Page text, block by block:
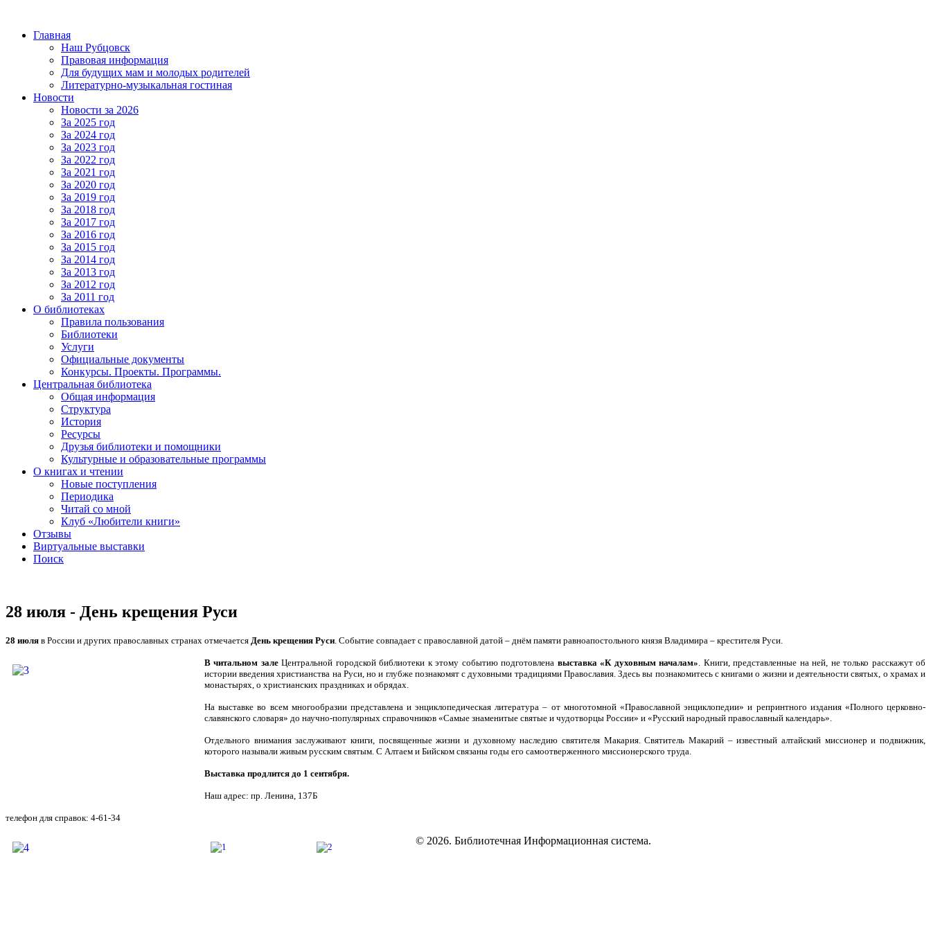
Главная
Наш Рубцовск
Правовая информация
Для будущих мам и молодых родителей
Литературно-музыкальная гостиная
Новости
Новости за 2026
За 2025 год
За 2024 год
За 2023 год
За 2022 год
За 2021 год
За 2020 год
За 2019 год
За 2018 год
За 2017 год
За 2016 год
За 2015 год
За 2014 год
За 2013 год
За 2012 год
За 2011 год
О библиотеках
Правила пользования
Библиотеки
Услуги
Официальные документы
Конкурсы. Проекты. Программы.
Центральная библиотека
Общая информация
Структура
История
Ресурсы
Друзья библиотеки и помощники
Культурные и образовательные программы
О книгах и чтении
Новые поступления
Периодика
Читай со мной
Клуб «Любители книги»
Отзывы
Виртуальные выставки
Поиск
28 июля - День крещения Руси
28 июля в России и других православных странах отмечается День крещения Руси . Событие совпадает с православной датой – днём памяти равноапостольного князя Владимира – крестителя Руси.
В читальном залеЦентральной городской библиотеки к этому событию подготовлена выставка «К духовным началам» . Книги, представленные на ней, не только расскажут об
истории введения христианства на Руси, но и глубже познакомят с духовными традициями Православия. Здесь вы познакомитесь с книгами о жизни и деятельности святых, о храмах и
монастырях, о христианских праздниках и обрядах.
На выставке во всем многообразии представлена и энциклопедическая литература – от многотомной «Православной энциклопедии» и репринтного издания «Полного церковно-
славянского словаря» до научно-популярных справочников «Самые знаменитые святые и чудотворцы России» и «Русский народный православный календарь».
Отдельного внимания заслуживают книги, посвященные жизни и духовному наследию святителя Макария. Святитель Макарий – известный алтайский миссионер и подвижник,
которого называли живым русским святым. С Алтаем и Бийском связаны годы его самоотверженного миссионерского труда.
Выставка продлится до 1 сентября.
Наш адрес: пр. Ленина, 137Б
телефон для справок: 4-61-34
© 2026. Библиотечная Информационная система.